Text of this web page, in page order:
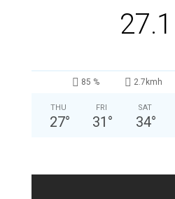
27.1
85 % 2.7kmh
THU
27°
FRI
31 °
SAT
34°